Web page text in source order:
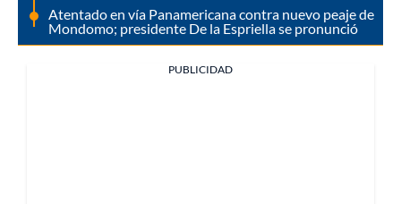
Atentado en vía Panamericana contra nuevo peaje de
Mondomo; presidente De la Espriella se pronunció
PUBLICIDAD